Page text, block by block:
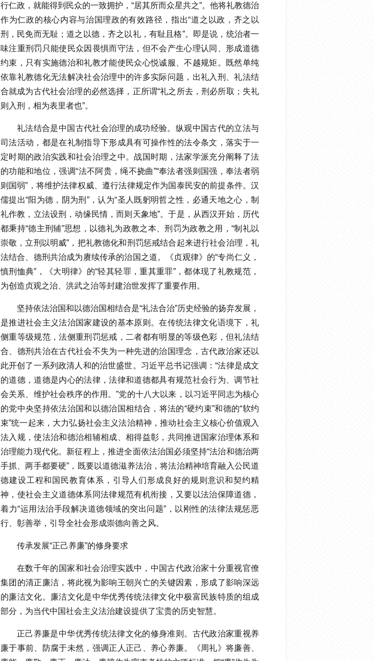
行仁政，就能得到民众的一致拥护，“居其所而众星共之”。他将礼教德治
作为仁政的核心内容与治国理政的有效路径，指出“道之以政，齐之以
刑，民免而无耻；道之以德，齐之以礼，有耻且格”。即是说，统治者一
味注重刑罚只能使民众因畏惧而守法，但不会产生心理认同、形成道德
约束，只有实施德治和礼教才能使民众心悦诚服、不越规矩。既然单纯
依靠礼教德化无法解决社会治理中的许多实际问题，出礼入刑、礼法结
合就成为古代社会治理的必然选择，正所谓“礼之所去，刑必所取；失礼
则入刑，相为表里者也”。
礼法结合是中国古代社会治理的成功经验。纵观中国古代的立法与
司法活动，都是在礼制指导下形成具有可操作性的法令条文，落实于一
定时期的政治实践和社会治理之中。战国时期，法家学派充分阐释了法
的功能和地位，强调“法不阿贵，绳不挠曲”“奉法者强则国强，奉法者弱
则国弱”，将维护法律权威、遵行法律规定作为国泰民安的前提条件。汉
儒提出“阳为德，阴为刑”，认为“圣人既躬明哲之性，必通天地之心，制
礼作教，立法设刑，动缘民情，而则天象地”。于是，从西汉开始，历代
都秉持“德主刑辅”思想，以德礼为政教之本、刑罚为政教之用，“制礼以
崇敬，立刑以明威”，把礼教德化和刑罚惩戒结合起来进行社会治理，礼
法结合、德刑共治成为赓续传承的治国之道。《贞观律》的“专尚仁义，
慎刑恤典”，《大明律》的“轻其轻罪，重其重罪”，都体现了礼教规范，
为创造贞观之治、洪武之治等封建治世发挥了重要作用。
坚持依法治国和以德治国相结合是“礼法合治”历史经验的扬弃发展，
是推进社会主义法治国家建设的基本原则。在传统法律文化语境下，礼
侧重等级规范，法侧重刑罚惩戒，二者都有明显的等级色彩，但礼法结
合、德刑共治在古代社会不失为一种先进的治国理念，古代政治家还以
此开创了一系列政清人和的治世盛世。习近平总书记强调：“法律是成文
的道德，道德是内心的法律，法律和道德都具有规范社会行为、调节社
会关系、维护社会秩序的作用。”党的十八大以来，以习近平同志为核心
的党中央坚持依法治国和以德治国相结合，将法的“硬约束”和德的“软约
束”统一起来，大力弘扬社会主义法治精神，推动社会主义核心价值观入
法入规，使法治和德治相辅相成、相得益彰，共同推进国家治理体系和
治理能力现代化。新征程上，推进全面依法治国必须坚持“法治和德治两
手抓、两手都要硬”，既要以道德滋养法治，将法治精神培育融入公民道
德建设工程和国民教育体系，引导人们形成良好的规则意识和契约精
神，使社会主义道德体系同法律规范有机衔接，又要以法治保障道德，
着力“运用法治手段解决道德领域的突出问题”，以刚性的法律法规惩恶
行、彰善举，引导全社会形成崇德向善之风。
传承发展“正己养廉”的修身要求
在数千年的国家和社会治理实践中，中国古代政治家十分重视官僚
集团的清正廉洁，将此视为影响王朝兴亡的关键因素，形成了影响深远
的廉洁文化。廉洁文化是中华优秀传统法律文化中极富民族特质的组成
部分，为当代中国社会主义法治建设提供了宝贵的历史智慧。
正己养廉是中华优秀传统法律文化的修身准则。古代政治家重视养
廉于事前、防腐于未然，强调正人正己、养心养廉。《周礼》将廉善、